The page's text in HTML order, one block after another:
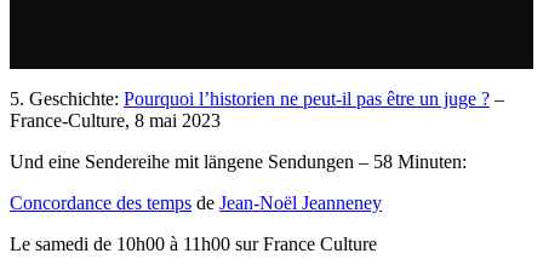
5. Geschichte: Pourquoi l’historien ne peut-il pas être un juge ? –
France-Culture, 8 mai 2023
Und eine Sendereihe mit längene Sendungen – 58 Minuten:
Concordance des temps de Jean-Noël Jeanneney
Le samedi de 10h00 à 11h00 sur France Culture